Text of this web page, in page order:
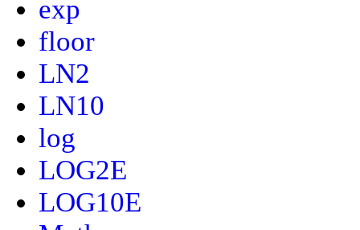
exp
floor
LN2
LN10
log
LOG2E
LOG10E